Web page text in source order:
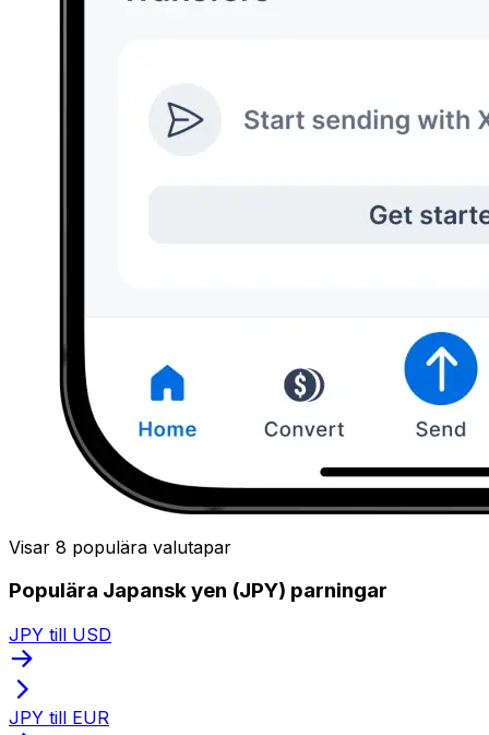
Visar 8 populära valutapar
Populära Japansk yen (JPY) parningar
JPY till USD
JPY till EUR